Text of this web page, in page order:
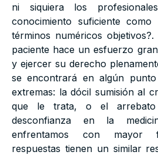
ni siquiera los
conocimiento suficiente
términos numéricos
paciente hace un esfuerzo
y ejercer su derecho
se encontrará en algún
extremas: la dócil sumisión al
que le trata, o el arrebato
desconfianza en la
enfrentamos con mayor
respuestas tienen un similar